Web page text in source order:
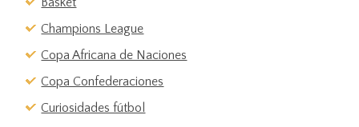
Champions League
Copa Africana de Naciones
Copa Confederaciones
Curiosidades fútbol